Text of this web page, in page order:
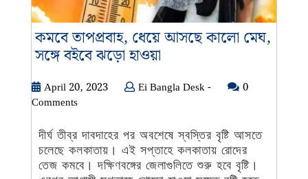
কমবে তাপপ্রবাহ, ধেয়ে আসছে কালো মেঘ,
সঙ্গে বইবে ঝড়ো হাওয়া
ধেয়ে
কালো
মেঘ,
সঙ্গে
April 20, 2023April Ei Bangla Desk -Ei
-
0
Comments
দীর্ঘ তীব্র দাবদাহের পর অবশেষে স্বস্তির বৃষ্টি আসতে
চলেছে কলকাতায়। এই সপ্তাহে কলকাতায় রোদের
তেজ কমবে। দক্ষিণবঙ্গের জেলাগুলিতে শুরু হবে বৃষ্টি।